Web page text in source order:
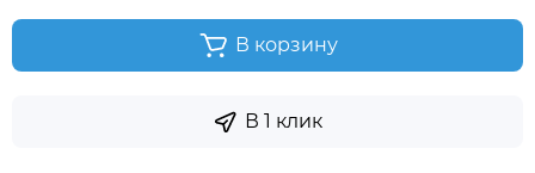
В корзину
В 1 клик